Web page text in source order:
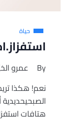
حياة
By عمرو الخيّر
نعم! هكذا تريد
الصبحيحديدية
هتافات